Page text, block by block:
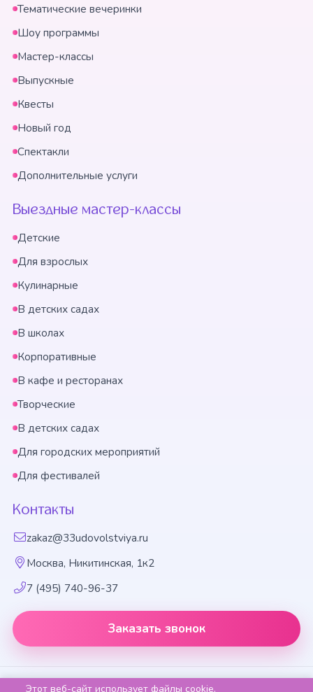
Тематические вечеринки
Шоу программы
Мастер-классы
Выпускные
Квесты
Новый год
Спектакли
Дополнительные услуги
Выездные мастер-классы
Детские
Для взрослых
Кулинарные
В детских садах
В школах
Корпоративные
В кафе и ресторанах
Творческие
В детских садах
Для городских мероприятий
Для фестивалей
Контакты
zakaz@33udovolstviya.ru
Москва, Никитинская, 1к2
7 (495) 740-96-37
Заказать звонок
Праздничное агентство «33 удовольствия», 2014-2026
Этот веб-сайт использует файлы cookie,